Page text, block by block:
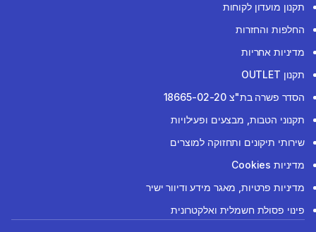
תקנון מועדון לקוחות
החלפות והחזרות
מדיניות אחריות
תקנון OUTLET
הסדר פשרה בת"צ 18665-02-20
תקנוני הטבות, מבצעים ופעילויות
שירותי תיקונים ותחזוקה למוצרים
מדיניות Cookies
מדיניות פרטיות, מאגר מידע ודיוור ישיר
פינוי פסולת חשמלית ואלקטרונית